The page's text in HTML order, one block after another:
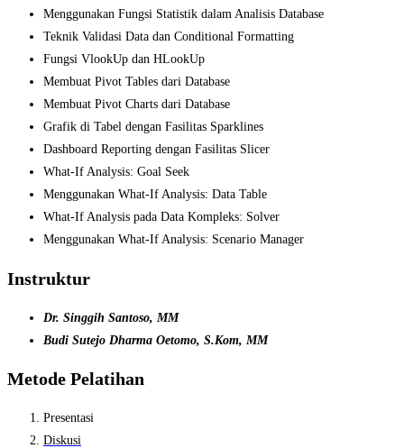
Menggunakan Fungsi Statistik dalam Analisis Database
Teknik Validasi Data dan Conditional Formatting
Fungsi VlookUp dan HLookUp
Membuat Pivot Tables dari Database
Membuat Pivot Charts dari Database
Grafik di Tabel dengan Fasilitas Sparklines
Dashboard Reporting dengan Fasilitas Slicer
What-If Analysis: Goal Seek
Menggunakan What-If Analysis: Data Table
What-If Analysis pada Data Kompleks: Solver
Menggunakan What-If Analysis: Scenario Manager
Instruktur
Dr. Singgih Santoso, MM
Budi Sutejo Dharma Oetomo, S.Kom, MM
Metode Pelatihan
Presentasi
Diskusi